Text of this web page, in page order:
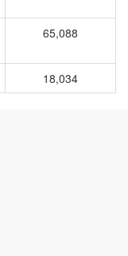
65,088
18,034